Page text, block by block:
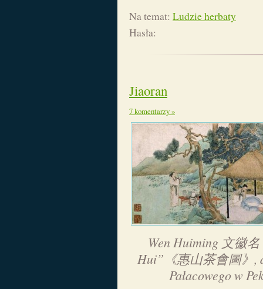
Na temat: Ludzie herbaty
Hasła:
Jiaoran
7 komentarzy »
Wen Huiming 文徽
Hui”《惠山茶會圖》,
Pałacowego w